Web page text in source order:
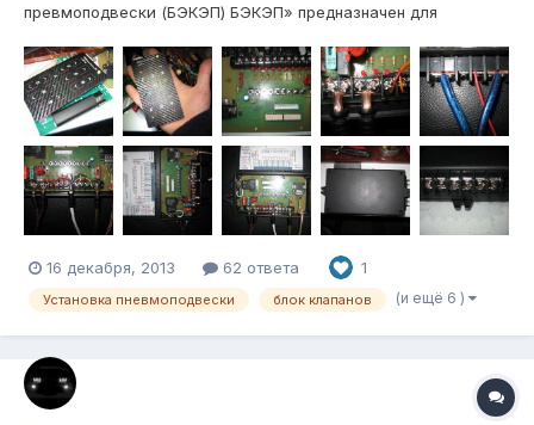
превмоподвески (БЭКЭП) БЭКЭП» предназначен для
пневмоподвеской, и дистанционного, ручного, управления
пневмосистемой, так же предоставляет возможность
последующего дополнения системы, «умной» электронико...
16 декабря, 2013 62 ответа 1
Установка пневмоподвески блок клапанов (и ещё 6 )